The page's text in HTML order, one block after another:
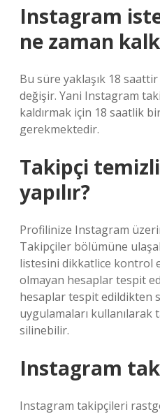
Instagram
ne zaman
Bu süre yaklaşık 18
değişir. Yani Instagram
kaldırmak için 18 saatlik
gerekmektedir.
Takipçi
yapılır?
Profilinize Instagram
Takipçiler bölümüne
listesini dikkatlice kontrol
olmayan hesaplar tespit
hesaplar tespit edildikten
uygulamaları
silinebilir.
Instagram
Instagram takipçileri